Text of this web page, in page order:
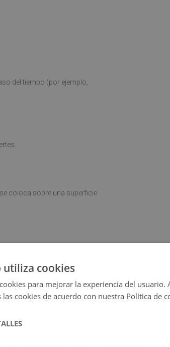
del tiempo (por ejemplo,
coloca sobre una superficie
utiliza cookies
para mejorar la experiencia del
las cookies de acuerdo con nuestra Política de